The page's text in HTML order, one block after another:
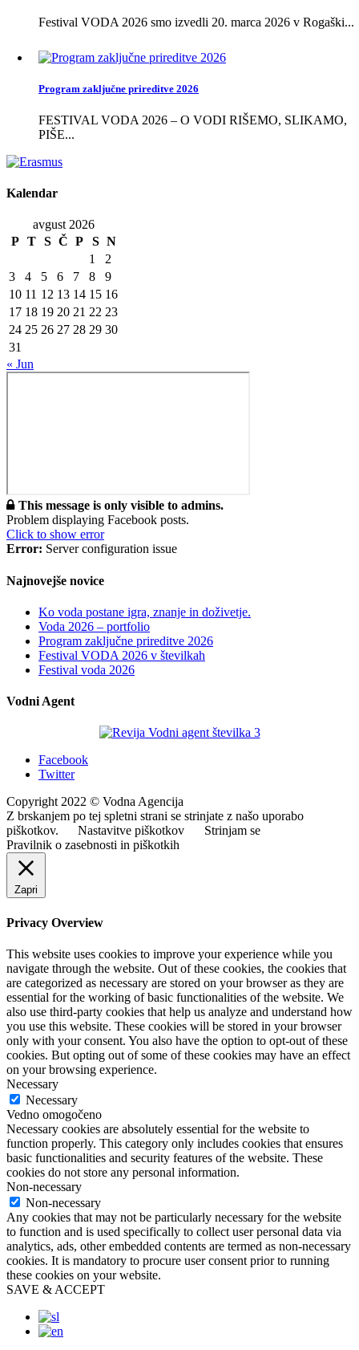
Festival VODA 2026 smo izvedli 20. marca 2026 v Rogaški...
Program zaključne prireditve 2026
FESTIVAL VODA 2026 – O VODI RIŠEMO, SLIKAMO,
PIŠE...
Kalendar
avgust 2026
P T S Č P S N
1
2
3
4 5 6 7 8
9
10 11 12 13 14 15 16
17 18 19 20 21 22 23
24 25 26 27 28 29 30
31
« Jun
This message is only visible to admins.
Problem displaying Facebook posts.
Click to show error
Error: Server configuration issue
Najnovejše novice
Ko voda postane igra, znanje in doživetje.
Voda 2026 – portfolio
Program zaključne prireditve 2026
Festival VODA 2026 v številkah
Festival voda 2026
Vodni Agent
Facebook
Twitter
Copyright 2022 © Vodna Agencija
Z brskanjem po tej spletni strani se strinjate z našo uporabo
piškotkov.
Nastavitve piškotkov
Strinjam se
Pravilnik o zasebnosti in piškotkih
Zapri
Privacy Overview
This website uses cookies to improve your experience while you
navigate through the website. Out of these cookies, the cookies that
are categorized as necessary are stored on your browser as they are
essential for the working of basic functionalities of the website. We
also use third-party cookies that help us analyze and understand how
you use this website. These cookies will be stored in your browser
only with your consent. You also have the option to opt-out of these
cookies. But opting out of some of these cookies may have an effect
on your browsing experience.
Necessary
Necessary
Vedno omogočeno
Necessary cookies are absolutely essential for the website to
function properly. This category only includes cookies that ensures
basic functionalities and security features of the website. These
cookies do not store any personal information.
Non-necessary
Non-necessary
Any cookies that may not be particularly necessary for the website
to function and is used specifically to collect user personal data via
analytics, ads, other embedded contents are termed as non-necessary
cookies. It is mandatory to procure user consent prior to running
these cookies on your website.
SAVE & ACCEPT